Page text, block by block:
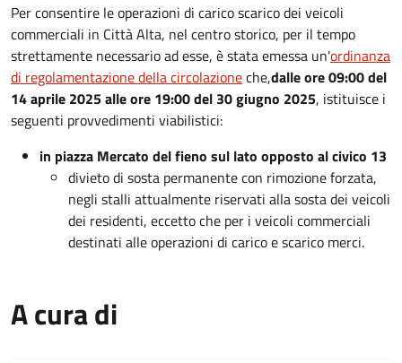
Per consentire le operazioni di carico scarico dei veicoli
commerciali in Città Alta, nel centro storico, per il tempo
strettamente necessario ad esse, è stata emessa un'ordinanza
di regolamentazione della circolazioneche,dalle ore 09:00 del
14 aprile 2025 alle ore 19:00 del 30 giugno 2025, istituisce i
seguenti provvedimenti viabilistici:
in piazza Mercato del fieno sul lato opposto al civico 13
divieto di sosta permanente con rimozione forzata,
negli stalli attualmente riservati alla sosta dei veicoli
dei residenti, eccetto che per i veicoli commerciali
destinati alle operazioni di carico e scarico merci.
A cura di